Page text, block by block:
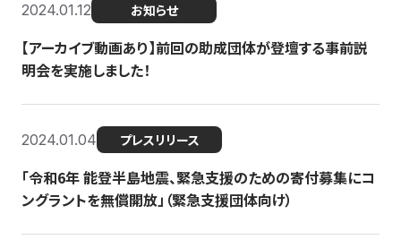
2024.01.12 お知らせ
【アーカイブ動画あり】前回の助成団体が登壇する事前説
明会を実施しました！
2024.01.04 プレスリリース
「令和6年 能登半島地震、緊急支援のための寄付募集にコ
ングラントを無償開放」（緊急支援団体向け）